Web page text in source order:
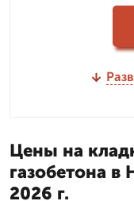
Цены на
газобетона в
2026 г.